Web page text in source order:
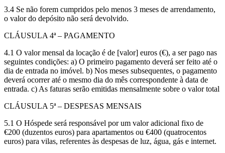
3.4 Se não forem cumpridos pelo menos 3 meses de arrendamento,
o valor do depósito não será devolvido.
CLÁUSULA 4ª – PAGAMENTO
4.1 O valor mensal da locação é de [valor] euros (€), a ser pago nas
seguintes condições: a) O primeiro pagamento deverá ser feito até o
dia de entrada no imóvel. b) Nos meses subsequentes, o pagamento
deverá ocorrer até o mesmo dia do mês correspondente à data de
entrada. c) As faturas serão emitidas mensalmente sobre o valor total
CLÁUSULA 5ª – DESPESAS MENSAIS
5.1 O Hóspede será responsável por um valor adicional fixo de
€200 (duzentos euros) para apartamentos ou €400 (quatrocentos
euros) para vilas, referentes às despesas de luz, água, gás e internet.